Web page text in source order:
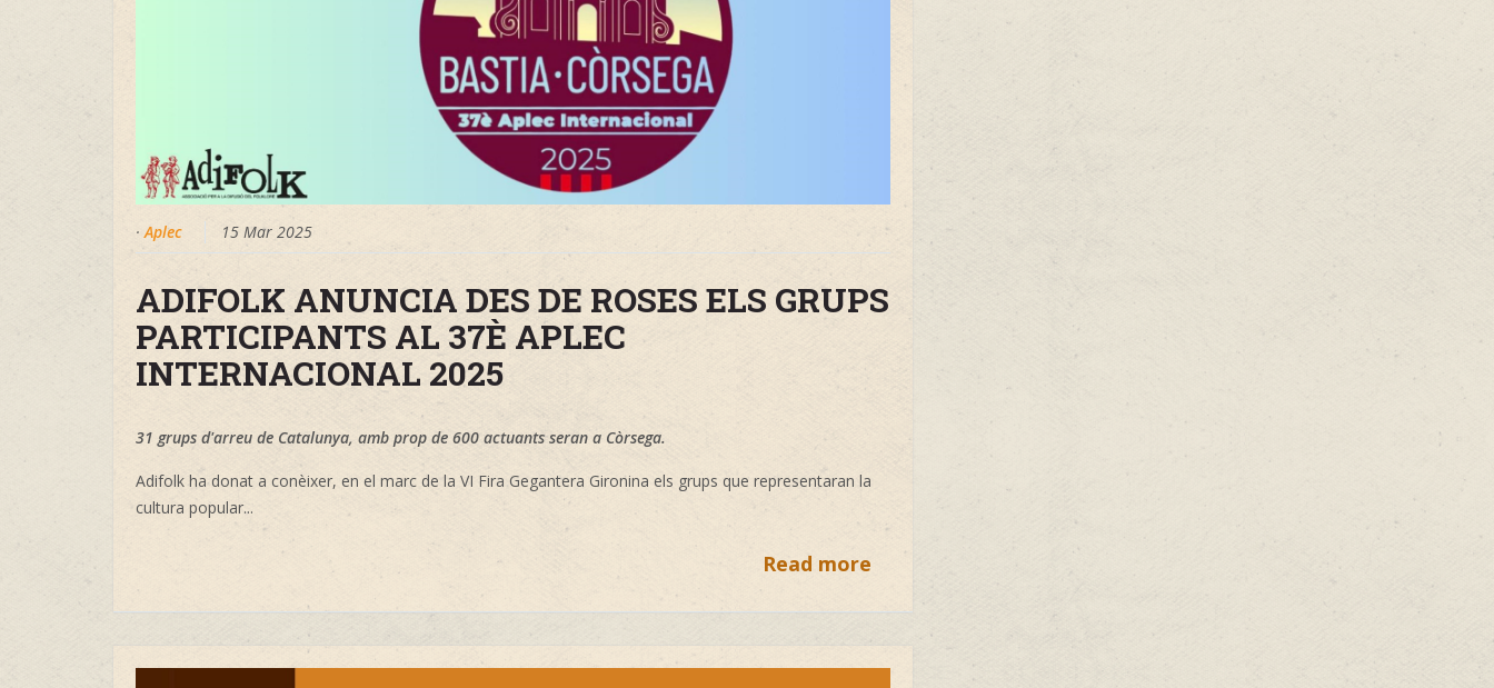
· Aplec 15 Mar 2025
ADIFOLK ANUNCIA DES DE ROSES ELS GRUPS
PARTICIPANTS AL 37È APLEC
INTERNACIONAL 2025
31 grups d'arreu de Catalunya, amb prop de 600 actuants seran a Còrsega.
Adifolk ha donat a conèixer, en el marc de la VI Fira Gegantera Gironina els grups que representaran la
cultura popular...
Read more